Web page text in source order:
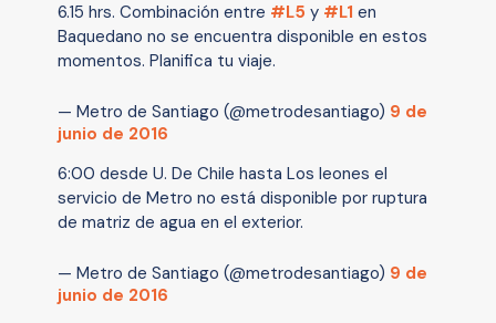
6.15 hrs. Combinación entre #L5 y #L1 en
Baquedano no se encuentra disponible en estos
momentos. Planifica tu viaje.
— Metro de Santiago (@metrodesantiago) 9 de
junio de 2016
6:00 desde U. De Chile hasta Los leones el
servicio de Metro no está disponible por ruptura
de matriz de agua en el exterior.
— Metro de Santiago (@metrodesantiago) 9 de
junio de 2016